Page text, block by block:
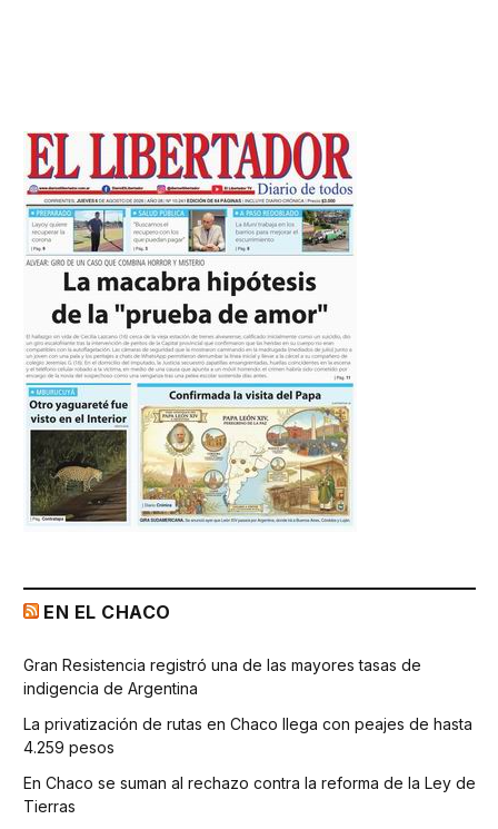
EN EL CHACO
Gran Resistencia registró una de las mayores tasas de
indigencia de Argentina
La privatización de rutas en Chaco llega con peajes de hasta
4.259 pesos
En Chaco se suman al rechazo contra la reforma de la Ley de
Tierras